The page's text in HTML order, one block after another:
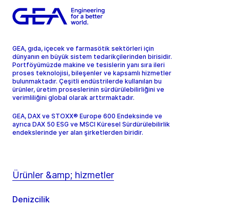
GEA, gıda, içecek ve farmasötik sektörleri için
dünyanın en büyük sistem tedarikçilerinden birisidir.
Portföyümüzde makine ve tesislerin yanı sıra ileri
proses teknolojisi, bileşenler ve kapsamlı hizmetler
bulunmaktadır. Çeşitli endüstrilerde kullanılan bu
ürünler, üretim proseslerinin sürdürülebilirliğini ve
verimliliğini global olarak arttırmaktadır.
GEA, DAX ve STOXX® Europe 600 Endeksinde ve
ayrıca DAX 50 ESG ve MSCI Küresel Sürdürülebilirlik
endekslerinde yer alan şirketlerden biridir.
Ürünler &amp; hizmetler
Denizcilik